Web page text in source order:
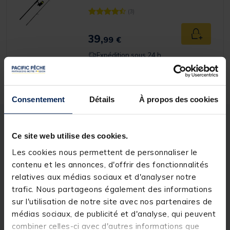
Consentement Détails À propos des cookies
Ce site web utilise des cookies.
Les cookies nous permettent de personnaliser le
contenu et les annonces, d'offrir des fonctionnalités
relatives aux médias sociaux et d'analyser notre
trafic. Nous partageons également des informations
sur l'utilisation de notre site avec nos partenaires de
médias sociaux, de publicité et d'analyse, qui peuvent
combiner celles-ci avec d'autres informations que
[object Object] out of 5 Customer Rating
(3)
39,99 € Ajouter
Expédition sous 24 h
Description & détails
Description
LeMontage Complet prêt à l'emploiest une
solutionpratique et efficacepour les carpistes
souhaitant un montage déjà prêt pour la pêche. Il